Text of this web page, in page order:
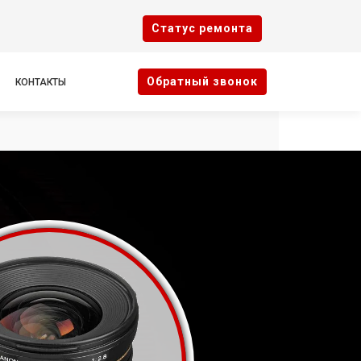
Cтатус ремонта
КОНТАКТЫ Oбратный звонок